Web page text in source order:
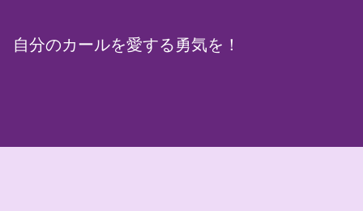
自分のカールを愛する勇気を！